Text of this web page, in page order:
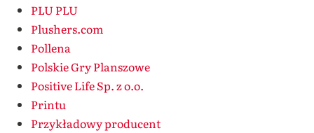
PLU PLU
Plushers.com
Pollena
Polskie Gry Planszowe
Positive Life Sp. z o.o.
Printu
Przykładowy producent